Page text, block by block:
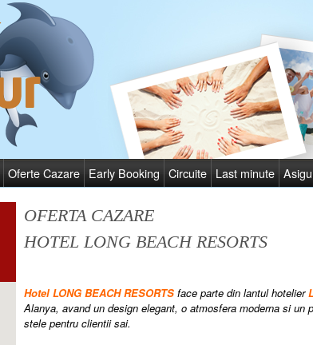
Oferte Cazare Early Booking Circuite Last minute
OFERTA CAZARE
HOTEL LONG BEACH RESORTS
Hotel LONG BEACH RESORTS face parte din lantul hotelier
Alanya, avand un design elegant, o atmosfera moderna si
stele pentru clientii sai.